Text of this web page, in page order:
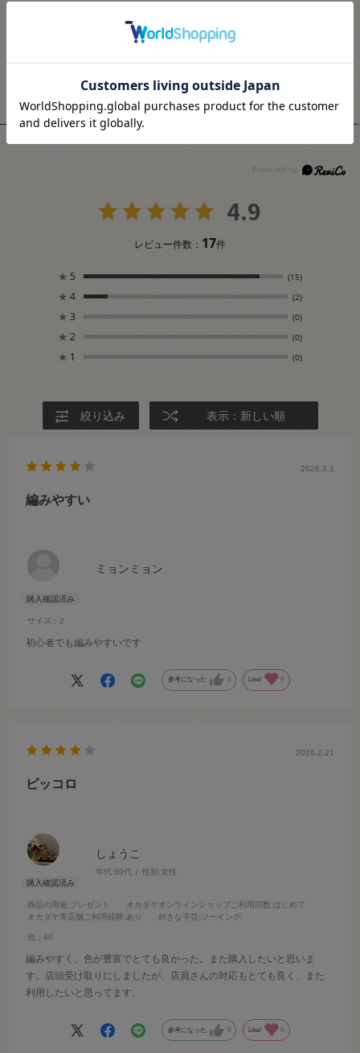
参考になった 1
ユーザーレビュー
4.9
レビュー件数： 17件
★ 5 (15)
★ 4 (2)
★ 3 (0)
★ 2 (0)
★ 1 (0)
絞り込み 表示：新しい順
ミョンミョン
サイズ：2
2026.3.1
編みやすい
初心者でも編みやすいです
参考になった 0 Like! 0
しょうこ
年代:60代 性別:女性
商品の用途:プレゼント オカダヤオンラインショップご利用回数:はじめて
オカダヤ実店舗ご利用経験:あり 好きな手芸:ソーイング
色：40
2026.2.21
ピッコロ
編みやすく、色が豊富でとても良かった。また購入したいと思いま
す。店頭受け取りにしましたが、店員さんの対応もとても良く、また
利用したいと思ってます。
参考になった 0 Like! 0